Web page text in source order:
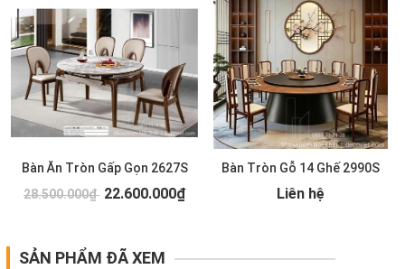
Bàn Ăn Tròn Gấp Gọn 2627S
28.500.000₫ 22.600.000₫
Bàn Tròn Gỗ 14 Ghế 2990S
Liên hệ
SẢN PHẨM ĐÃ XEM